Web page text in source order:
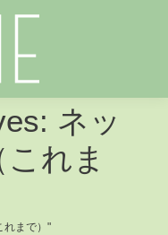
ネッ
れま
れまで）"